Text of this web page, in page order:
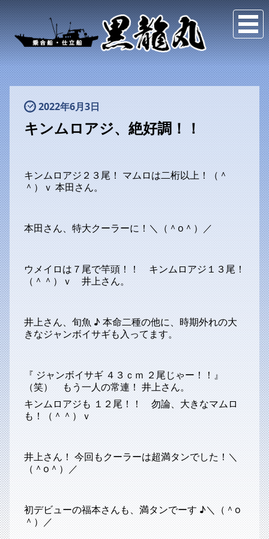
2022年6月3日
キンムロアジ、絶好調！！
キンムロアジ２３尾！ マムロは二桁以上！（＾
＾）ｖ 本田さん。
本田さん、特大クーラーに！＼（＾o＾）／
ウメイロは７尾で竿頭！！ キンムロアジ１３尾！
（＾＾）ｖ 井上さん。
井上さん、旬魚 ♪ 本命二種の他に、時期外れの大
きなジャンボイサギも入ってます。
『 ジャンボイサギ ４３ｃｍ ２尾じゃー！！』
（笑） もう一人の常連！ 井上さん。
キンムロアジも １２尾！！ 勿論、大きなマムロ
も！（＾＾）ｖ
井上さん！ 今回もクーラーは超満タンでした！＼
（＾o＾）／
初デビューの福本さんも、満タンでーす ♪＼（＾o
＾）／